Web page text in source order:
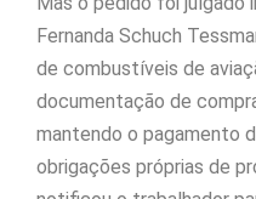
Fernanda Schuch
de combustíveis de
documentação de
mantendo o pagamento
obrigações próprias de